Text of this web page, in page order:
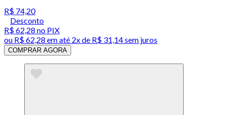
R$ 74,20
Desconto
R$ 62,28 no PIX
ou R$ 62,28 em até 2x de R$ 31,14 sem juros
COMPRAR AGORA